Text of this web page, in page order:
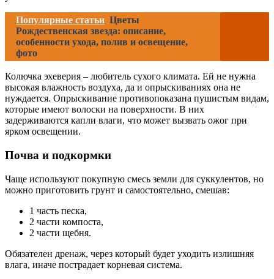
Популярные статьи Цветы
Рождественская звезда: описание,
особенности ухода, полив и освещение,
фото
Колючка эхеверия – любитель сухого климата. Ей не нужна
высокая влажность воздуха, да и опрыскиваниях она не
нуждается. Опрыскивание противопоказана пушистым видам,
которые имеют волоски на поверхности. В них
задерживаются капли влаги, что может вызвать ожог при
ярком освещении.
Почва и подкормки
Чаще используют покупную смесь земли для суккулентов, но
можно приготовить грунт и самостоятельно, смешав:
1 часть песка,
2 части компоста,
2 части щебня.
Обязателен дренаж, через который будет уходить излишняя
влага, иначе пострадает корневая система.